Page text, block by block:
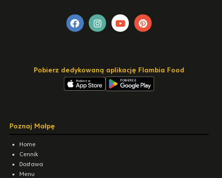
Pobierz dedykowaną aplikację Flambia Food
Poznaj Małpę
Home
Cennik
Dostawa
Menu